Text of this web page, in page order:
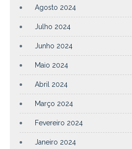
Agosto 2024
Julho 2024
Junho 2024
Maio 2024
Abril 2024
Março 2024
Fevereiro 2024
Janeiro 2024